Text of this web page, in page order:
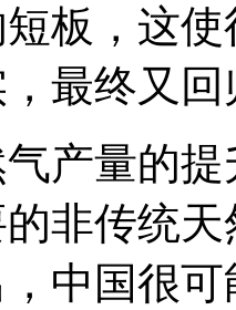
板，这
最终又
量的提
非传统天
中国很